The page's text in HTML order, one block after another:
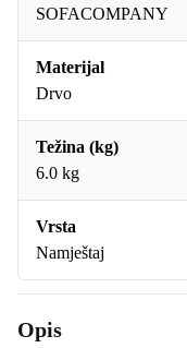
SOFACOMPANY
Materijal
Drvo
Težina (kg)
6.0 kg
Vrsta
Namještaj
Opis